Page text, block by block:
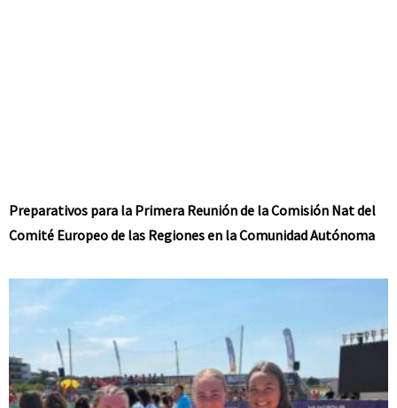
Preparativos para la Primera Reunión de la Comisión Nat del
Comité Europeo de las Regiones en la Comunidad Autónoma